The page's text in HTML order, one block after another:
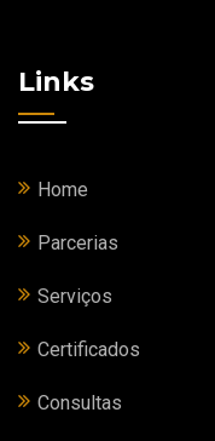
Links
Home
Parcerias
Serviços
Certificados
Consultas